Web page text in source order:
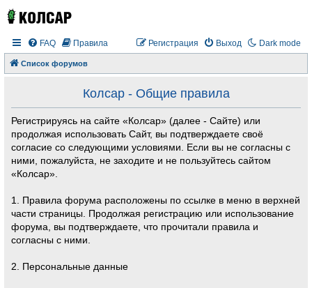
Dark mode
FAQ Правила Выход
Регистрация
Список форумов
Колсар - Общие правила
Регистрируясь на сайте «Колсар» (далее - Сайте) или
продолжая использовать Сайт, вы подтверждаете своё
согласие со следующими условиями. Если вы не согласны с
ними, пожалуйста, не заходите и не пользуйтесь сайтом
«Колсар».
1. Правила форума расположены по ссылке в меню в верхней
части страницы. Продолжая регистрацию или использование
форума, вы подтверждаете, что прочитали правила и
согласны с ними.
2. Персональные данные